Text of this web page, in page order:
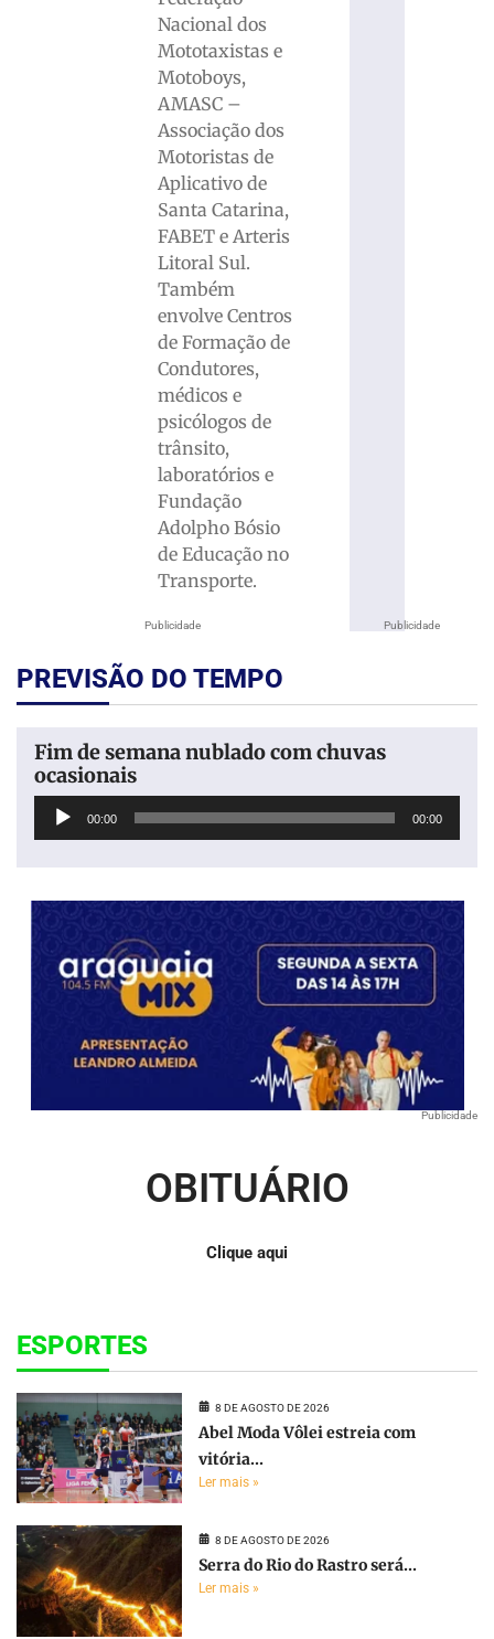
Publicidade
Nacional dos
Mototaxistas e
Motoboys,
AMASC –
Associação dos
Motoristas de
Aplicativo de
Santa Catarina,
FABET e Arteris
Litoral Sul.
Também
envolve Centros
de Formação de
Condutores,
médicos e
psicólogos de
trânsito,
laboratórios e
Fundação
Adolpho Bósio
de Educação no
Transporte.
Publicidade
PREVISÃO DO TEMPO
Fim de semana nublado com chuvas
ocasionais
Tocador
00:00 00:00
Publicidade
OBITUÁRIO
Clique aqui
ESPORTES
8 DE AGOSTO DE 2026
Abel Moda Vôlei estreia com
vitória...
Ler mais »
8 DE AGOSTO DE 2026
Serra do Rio do Rastro será...
Ler mais »